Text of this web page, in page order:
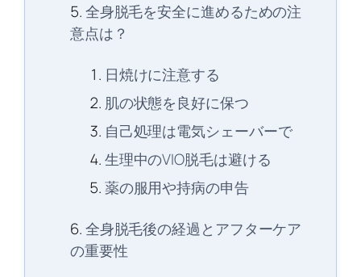
全身脱毛を安全に進めるための注
意点は？
日焼けに注意する
肌の状態を良好に保つ
自己処理は電気シェーバーで
生理中のVIO脱毛は避ける
薬の服用や持病の申告
全身脱毛後の経過とアフターケア
の重要性